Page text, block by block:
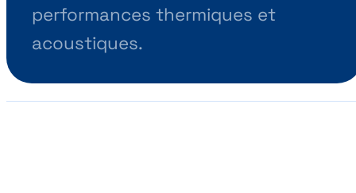
performances thermiques et
acoustiques.